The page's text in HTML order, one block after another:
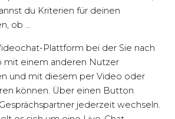
du Kriterien für deinen
ob …
Plattform bei der Sie nach
mit einem anderen Nutzer
und mit diesem per Video oder
können. Über einen Button
jederzeit wechseln.